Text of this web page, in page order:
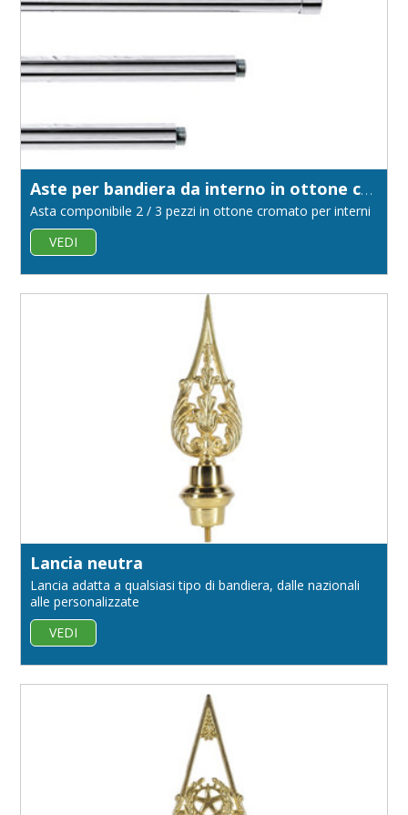
Aste per bandiera da interno in ottone cromato diametro 22
Asta componibile 2 / 3 pezzi in ottone cromato per interni
VEDI
Lancia neutra
Lancia adatta a qualsiasi tipo di bandiera, dalle nazionali
alle personalizzate
VEDI